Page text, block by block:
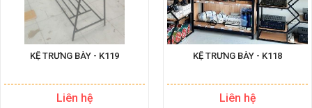
KỆ TRƯNG BÀY - K119
Liên hệ
KỆ TRƯNG BÀY - K118
Liên hệ